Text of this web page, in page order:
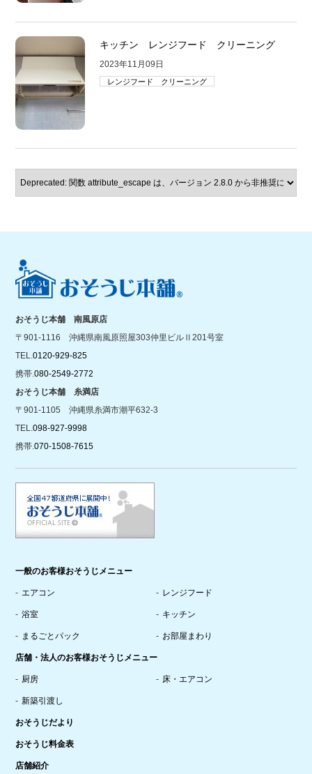
キッチン レンジフード クリーニング
2023年11月09日
レンジフード クリーニング
おそうじ本舗 南風原店
〒901-1116 沖縄県南風原照屋303仲里ビルⅡ201号室
TEL.0120-929-825
携帯.080-2549-2772
おそうじ本舗 糸満店
〒901-1105 沖縄県糸満市潮平632-3
TEL.098-927-9998
携帯.070-1508-7615
一般のお客様おそうじメニュー
エアコン レンジフード
浴室 キッチン
まるごとパック お部屋まわり
店舗・法人のお客様おそうじメニュー
厨房 床・エアコン
新築引渡し
おそうじだより
おそうじ料金表
店舗紹介